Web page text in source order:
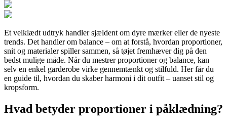
Et velklædt udtryk handler sjældent om dyre mærker eller de nyeste
trends. Det handler om balance – om at forstå, hvordan proportioner,
snit og materialer spiller sammen, så tøjet fremhæver dig på den
bedst mulige måde. Når du mestrer proportioner og balance, kan
selv en enkel garderobe virke gennemtænkt og stilfuld. Her får du
en guide til, hvordan du skaber harmoni i dit outfit – uanset stil og
kropsform.
Hvad betyder proportioner i påklædning?